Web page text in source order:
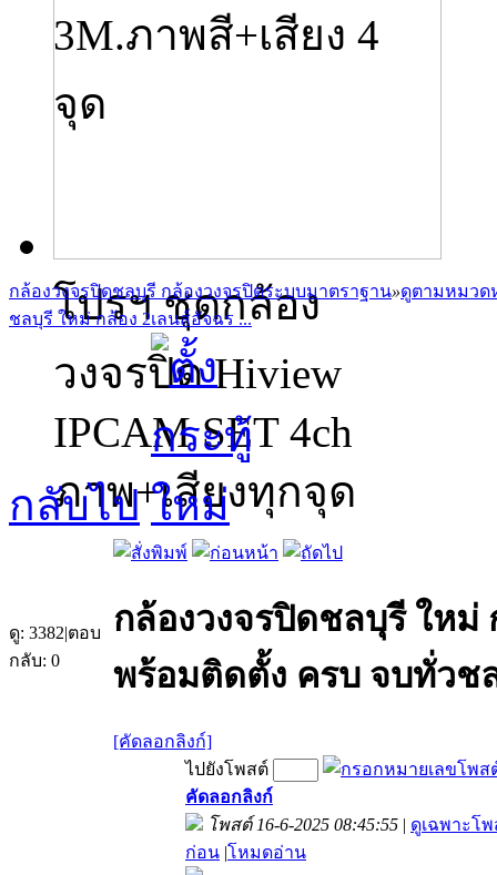
3M.ภาพสี+เสียง 4
จุด
โปรฯ ชุดกล้อง
วงจรปิด Hiview
IPCAM SET 4ch
ภาพ+เสียงทุกจุด
กล้องวงจรปิดชลบุรี กล้องวงจรปิดระบบมาตราฐาน»ดูตามหมวด
ชลบุรี ใหม่ กล้อง 2เลนส์อัจฉร ...
กลับไป
ดู: 3382|ตอบ
กลับ: 0
กล้องวงจรปิดชลบุรี ใหม่
พร้อมติดตั้ง ครบ จบทั่วช
[คัดลอกลิงก์]
ไปยังโพสต์
คัดลอกลิงก์
โพสต์ 16-6-2025 08:45:55 | ดูเฉพาะโ
ก่อน |โหมดอ่าน